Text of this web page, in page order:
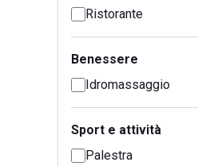
Ristorante
Benessere
Idromassaggio
Sport e attività
Palestra